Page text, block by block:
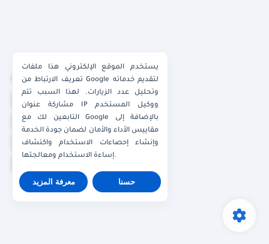
واتساب الكويت
واتساب قطر
واتساب عُمان
واتساب الإمارات
يستخدم الموقع الإلكتروني هذا ملفات
تعريف الارتباط من Google لتقديم خدماته
وتحليل عدد الزيارات. لهذا السبب تتم
مشاركة عنوان IP ووكيل المستخدم
التابعين لك مع Google بالإضافة إلى
مقاييس الأداء والأمان لضمان جودة الخدمة
وإنشاء إحصاءات الاستخدام واكتشاف
إساءة الاستخدام ومعالجتها.
معرفة المزيد حسنا